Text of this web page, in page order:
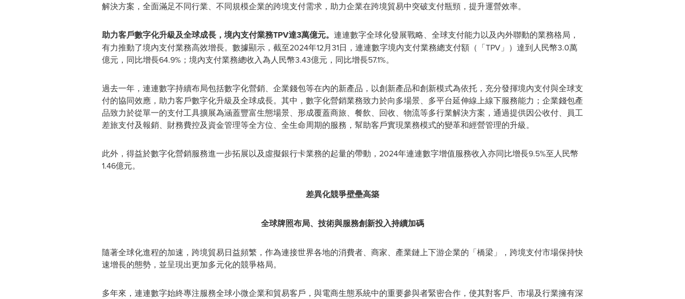
解決方案，全面滿足不同行業、不同規模企業的跨境支付需求，助力企業在跨境貿易中突破支付瓶頸，提升運營效率。
助力客戶數字化升級及全球成長，境內支付業務TPV達3萬億元。 連連數字全球化發展戰略、全球支付能力以及內外聯動的業務格局，
有力推動了境內支付業務高效增長。數據顯示，截至2024年12月31日，連連數字境內支付業務總支付額（「TPV」）達到人民幣3.0萬
億元，同比增長64.9%；境內支付業務總收入為人民幣3.43億元，同比增長57.1%。
過去一年，連連數字持續布局包括數字化營銷、企業錢包等在內的新產品，以創新產品和創新模式為依托，充分發揮境內支付與全球支
付的協同效應，助力客戶數字化升級及全球成長。其中，數字化營銷業務致力於向多場景、多平台延伸線上線下服務能力；企業錢包產
品致力於從單一的支付工具擴展為涵蓋豐富生態場景、形成覆蓋商旅、餐飲、回收、物流等多行業解決方案，通過提供因公收付、員工
差旅支付及報銷、財務費控及資金管理等全方位、全生命周期的服務，幫助客戶實現業務模式的變革和經營管理的升級。
此外，得益於數字化營銷服務進一步拓展以及虛擬銀行卡業務的起量的帶動，2024年連連數字增值服務收入亦同比增長9.5%至人民幣
1.46億元。
差異化競爭壁壘高築
全球牌照布局、技術與服務創新投入持續加碼
隨著全球化進程的加速，跨境貿易日益頻繁，作為連接世界各地的消費者、商家、產業鏈上下游企業的「橋梁」，跨境支付市場保持快
速增長的態勢，並呈現出更加多元化的競爭格局。
多年來，連連數字始終專注服務全球小微企業和貿易客戶，與電商生態系統中的重要參與者緊密合作，使其對客戶、市場及行業擁有深